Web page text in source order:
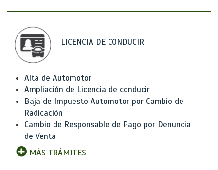
LICENCIA DE CONDUCIR
Alta de Automotor
Ampliación de Licencia de conducir
Baja de Impuesto Automotor por Cambio de
Radicación
Cambio de Responsable de Pago por Denuncia
de Venta
MÁS TRÁMITES